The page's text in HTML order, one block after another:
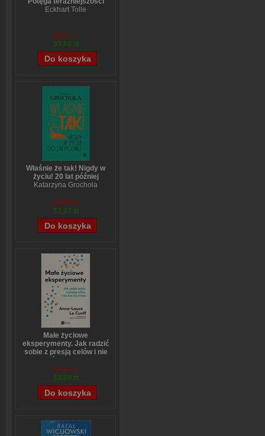
Eckhart Tolle
43,69 zł
33,02 zł
Właśnie że tak! Nigdy w
życiu! 20 lat później
Katarzyna Grochola
65,09 zł
52,27 zł
Małe życiowe
eksperymenty. Jak radzić
sobie z presją celów i nie
Anne-Laure LeCunff
67,69 zł
59,69 zł